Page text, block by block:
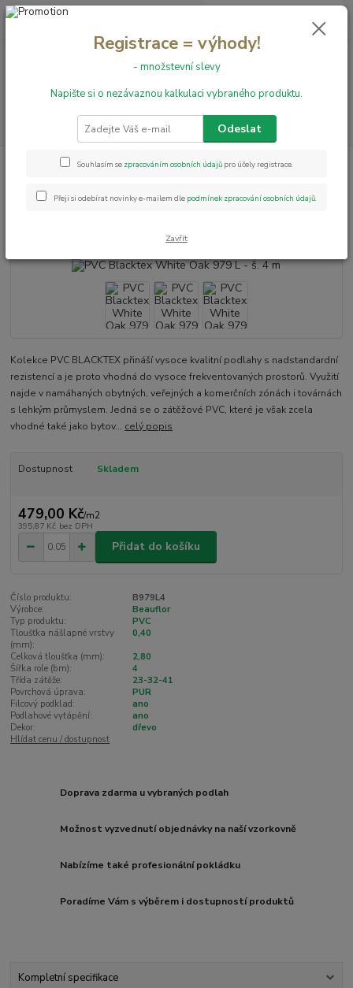
+420 731 199 591 0,00 Kč
PVC podlahy Blacktex PVC Blacktex White Oak 979 L - š. 4 m
PVC Blacktex White Oak 979 L -
Kolekce PVC BLACKTEX přináší vysoce kvalitní podlahy s nadstandardní
rezistencí a je proto vhodná do vysoce frekventovaných prostorů. Využití
najde v namáhaných obytných, veřejných a komerčních zónách i továrnách
s lehkým průmyslem. Jedná se o zátěžové PVC, které je však zcela
vhodné také jako bytov... celý popis
Dostupnost Skladem
479,00 Kč/m2
395,87 Kč bez DPH
Přidat do košíku
Číslo produktu:
B979L4
Výrobce:
Beauflor
Typ produktu:
PVC
Tloušťka nášlapné vrstvy
(mm):
0,40
Celková tloušťka (mm):
2,80
Šířka role (bm):
4
Třída zátěže:
23-32-41
Povrchová úprava:
PUR
Filcový podklad:
ano
Podlahové vytápění:
ano
Dekor:
dřevo
Hlídat cenu / dostupnost
Doprava zdarma u vybraných podlah
Možnost vyzvednutí objednávky na naší vzorkovně
Nabízíme také profesionální pokládku
Poradíme Vám s výběrem i dostupností produktů
Kompletní specifikace
Registrace = výhody!
- množstevní slevy
Napište si o nezávaznou kalkulaci vybraného produktu.
Odeslat
Souhlasím se zpracováním osobních údajů pro účely registrace.
Přeji si odebírat novinky e-mailem dle podmínek zpracování osobních údajů.
Zavřít